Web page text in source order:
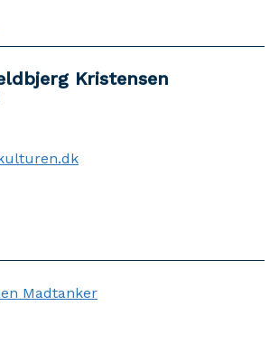
Kristensen
Madtanker